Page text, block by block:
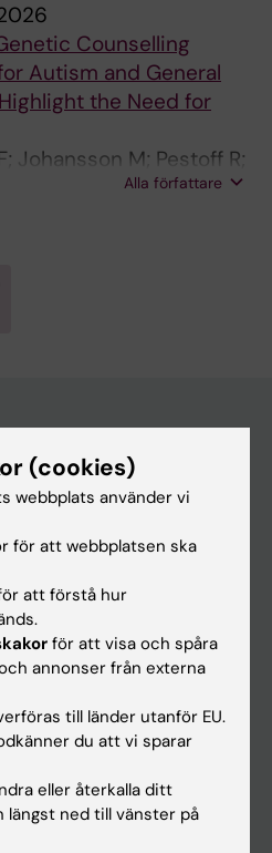
Counselling
Autism and General
the Need for
Johansson M; Pestoff R;
Alla författare
(cookies)
webbplats använder vi
för att webbplatsen ska
att förstå hur
för att visa och spåra
annonser från externa
till länder utanför EU.
du att vi sparar
eller återkalla ditt
längst ned till vänster på